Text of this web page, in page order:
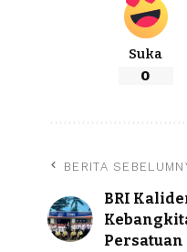
Suka
0
BERITA
BRI
Persatuan